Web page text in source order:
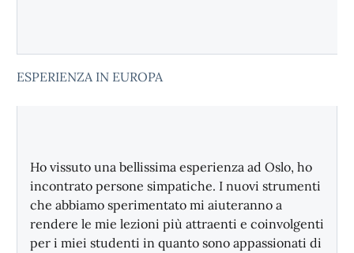
ESPERIENZA IN EUROPA
Ho vissuto una bellissima esperienza ad Oslo, ho
incontrato persone simpatiche. I nuovi strumenti
che abbiamo sperimentato mi aiuteranno a
rendere le mie lezioni più attraenti e coinvolgenti
per i miei studenti in quanto sono appassionati di